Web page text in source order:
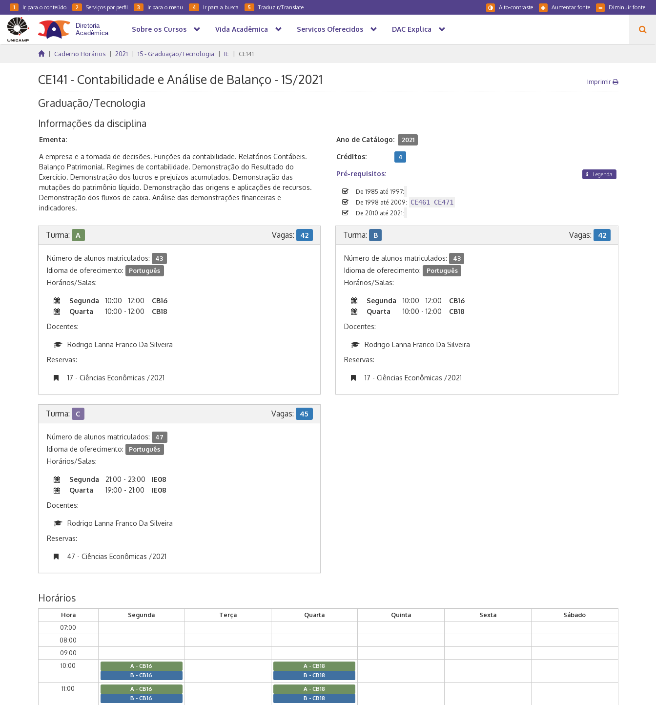
1 Ir para o conteúdo 2 Serviços por perfil 3 Ir para o menu 4 Ir para a busca 5 Traduzir/Translate Diminuir fonte
Aumentar fonte
Alto-contraste
Sobre os Cursos Vida Acadêmica Serviços Oferecidos DAC Explica
Caderno Horários 2021 1S - Graduação/Tecnologia IE CE141
CE141 - Contabilidade e Análise de Balanço - 1S/2021 Imprimir
Graduação/Tecnologia
Informações da disciplina
Ementa:
A empresa e a tomada de decisões. Funções da contabilidade. Relatórios Contábeis.
Balanço Patrimonial. Regimes de contabilidade. Demonstração do Resultado do
Exercício. Demonstração dos lucros e prejuízos acumulados. Demonstração das
mutações do patrimônio líquido. Demonstração das origens e aplicações de recursos.
Demonstração dos fluxos de caixa. Análise das demonstrações financeiras e
indicadores.
Ano de Catálogo: 2021
Créditos: 4
Pré-requisitos: Legenda
De 1985 até 1997:
De 1998 até 2009: CE461 CE471
De 2010 até 2021:
Turma: A Vagas: 42
Número de alunos matriculados: 43
Idioma de oferecimento: Português
Horários/Salas:
Segunda 10:00 - 12:00
CB16
Quarta
10:00 - 12:00
CB18
Docentes:
Rodrigo Lanna Franco Da Silveira
Reservas:
17 - Ciências Econômicas /2021
Turma: B Vagas: 42
Número de alunos matriculados: 43
Idioma de oferecimento: Português
Horários/Salas:
Segunda 10:00 - 12:00
CB16
Quarta
10:00 - 12:00
CB18
Docentes:
Rodrigo Lanna Franco Da Silveira
Reservas:
17 - Ciências Econômicas /2021
Turma: C Vagas: 45
Número de alunos matriculados: 47
Idioma de oferecimento: Português
Horários/Salas:
Segunda 21:00 - 23:00
IE08
Quarta
19:00 - 21:00
IE08
Docentes:
Rodrigo Lanna Franco Da Silveira
Reservas:
47 - Ciências Econômicas /2021
Horários
Hora Segunda Terça Quarta Quinta Sexta
Sábado
07:00
08:00
09:00
10:00
A - CB16
B - CB16
A - CB18
B - CB18
11:00
A - CB16
B - CB16
A - CB18
B - CB18